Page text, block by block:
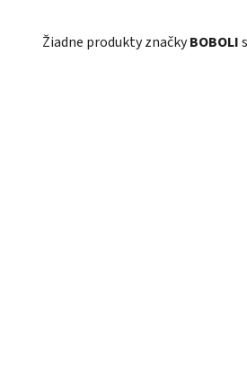
Žiadne produkty značkyBOBOLI